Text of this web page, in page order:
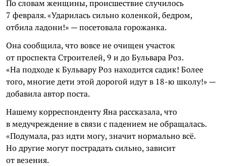
По словам женщины, происшествие случилось
7 февраля. «Ударилась сильно коленкой, бедром,
отбила ладони!» — посетовала горожанка.
Она сообщила, что вовсе не очищен участок
от проспекта Строителей, 9 и до Бульвара Роз.
«На подходе к Бульвару Роз находится садик! Более
того, многие дети этой дорогой идут в 18-ю школу!» —
добавила автор поста.
Нашему корреспонденту Яна рассказала, что
в медучреждение в связи с падением не обращалась.
«Подумала, раз идти могу, значит нормально всё.
Но другие могут пострадать сильно, зависит
от везения.